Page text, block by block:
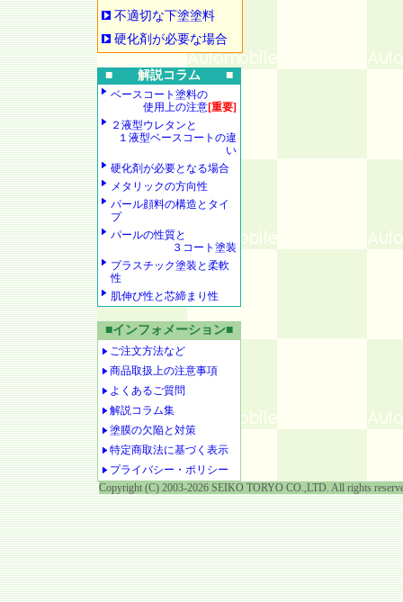
不適切な下塗塗料
硬化剤が必要な場合
■ 解説コラム ■
ベースコート塗料の
使用上の注意[重要]
２液型ウレタンと
１液型ベースコートの違
い
硬化剤が必要となる場合
メタリックの方向性
パール顔料の構造とタイ
プ
パールの性質と
３コート塗装
プラスチック塗装と柔軟
性
肌伸び性と芯締まり性
■インフォメーション■
ご注文方法など
商品取扱上の注意事項
よくあるご質問
解説コラム集
塗膜の欠陥と対策
特定商取法に基づく表示
プライバシー・ポリシー
Copyright (C) 2003-2026 SEIKO TORYO CO.,LTD. All rights